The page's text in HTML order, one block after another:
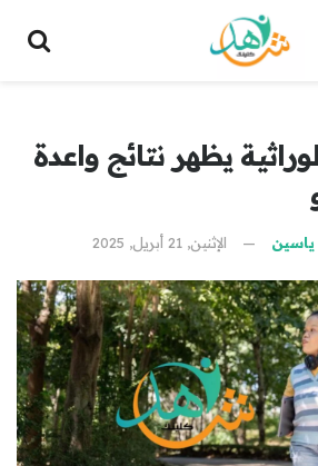
يظهر نتائج واعدة
ياسين الإثنين, 21 أبريل, 2025